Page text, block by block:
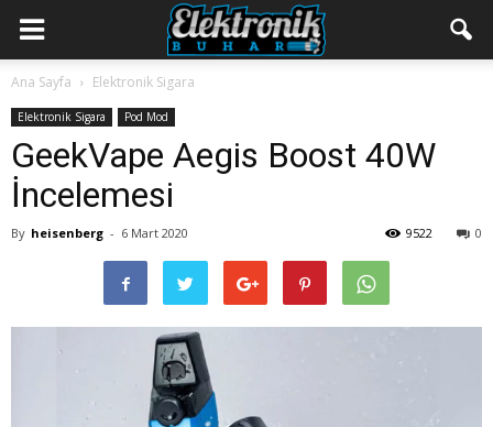
Ana Sayfa Elektronik Sigara
Elektronik Sigara Pod Mod
GeekVape Aegis Boost 40W
İncelemesi
By heisenberg - 6 Mart 2020 0
9522